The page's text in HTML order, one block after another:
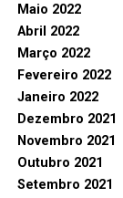
Maio 2022
Abril 2022
Março 2022
Fevereiro 2022
Janeiro 2022
Dezembro 2021
Novembro 2021
Outubro 2021
Setembro 2021